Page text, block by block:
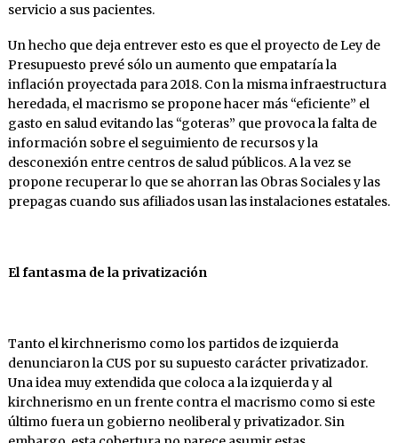
servicio a sus pacientes.
Un hecho que deja entrever esto es que el proyecto de Ley de
Presupuesto prevé sólo un aumento que empataría la
inflación proyectada para 2018. Con la misma infraestructura
heredada, el macrismo se propone hacer más “eficiente” el
gasto en salud evitando las “goteras” que provoca la falta de
información sobre el seguimiento de recursos y la
desconexión entre centros de salud públicos. A la vez se
propone recuperar lo que se ahorran las Obras Sociales y las
prepagas cuando sus afiliados usan las instalaciones estatales.
El fantasma de la privatización
Tanto el kirchnerismo como los partidos de izquierda
denunciaron la CUS por su supuesto carácter privatizador.
Una idea muy extendida que coloca a la izquierda y al
kirchnerismo en un frente contra el macrismo como si este
último fuera un gobierno neoliberal y privatizador. Sin